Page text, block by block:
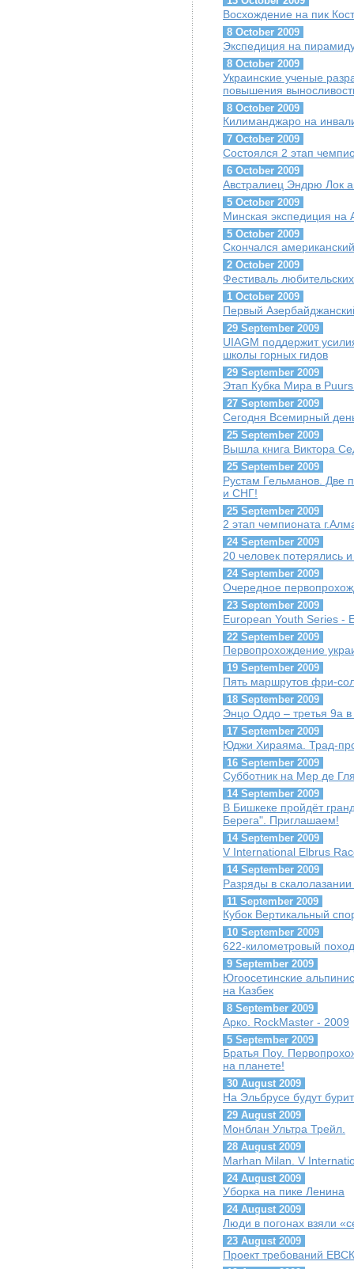
Восхождение на пик
8 October 2009
Экспедиция на
8 October 2009
Украинские ученые
повышения
8 October 2009
Килиманджаро на
7 October 2009
Состоялся 2 этап
6 October 2009
Австралиец Эндрю Лок
5 October 2009
Минская экспедиция на
5 October 2009
Скончался
2 October 2009
Фестиваль
1 October 2009
Первый
29 September 2009
UIAGM поддержит
школы горных гидов
29 September 2009
Этап Кубка Мира в
27 September 2009
Сегодня Всемирный
25 September 2009
Вышла книга Виктора
25 September 2009
Рустам Гельманов. Две
и СНГ!
25 September 2009
2 этап чемпионата
24 September 2009
20 человек потерялись
24 September 2009
Очередное
23 September 2009
European Youth Series -
22 September 2009
Первопрохождение
19 September 2009
Пять маршрутов фри-
18 September 2009
Энцо Оддо – третья 9a в
17 September 2009
Юджи Хираяма. Трад-
16 September 2009
Субботник на Мер де
14 September 2009
В Бишкеке пройдёт
Берега". Приглашаем!
14 September 2009
V International Elbrus
14 September 2009
Разряды в
11 September 2009
Кубок Вертикальный
10 September 2009
622-километровый
9 September 2009
Югоосетинские
на Казбек
8 September 2009
Арко. RockMaster - 2009
5 September 2009
Братья Поу.
на планете!
30 August 2009
На Эльбрусе будут
29 August 2009
Монблан Ультра Трейл.
28 August 2009
Marhan Milan. V
24 August 2009
Уборка на пике Ленина
24 August 2009
Люди в погонах взяли
23 August 2009
Проект требований ЕВСК